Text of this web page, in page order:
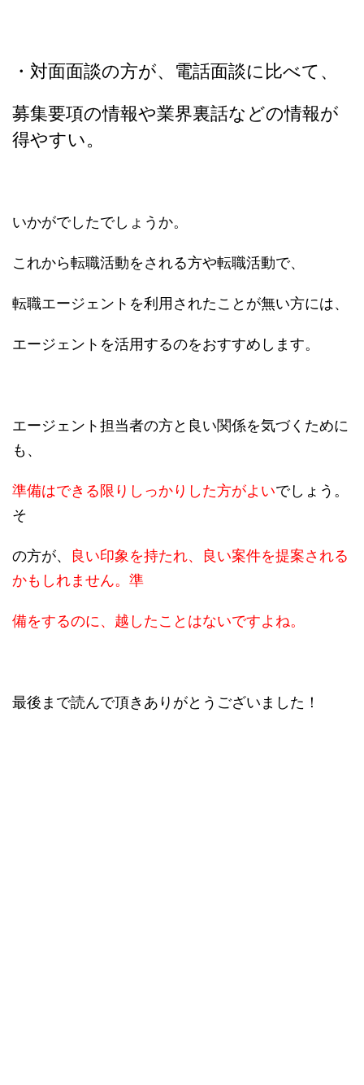
・対面面談の方が、電話面談に比べて、
募集要項の情報や業界裏話などの情報が
得やすい。
いかがでしたでしょうか。
これから転職活動をされる方や転職活動で、
転職エージェントを利用されたことが無い方には、
エージェントを活用するのをおすすめします。
エージェント担当者の方と良い関係を気づくために
も、
準備はできる限りしっかりした方がよいでしょう。
そ
の方が、
良い印象を持たれ、良い案件を提案される
かもしれません。準
備をするのに、越したことはないですよね。
最後まで読んで頂きありがとうございました！